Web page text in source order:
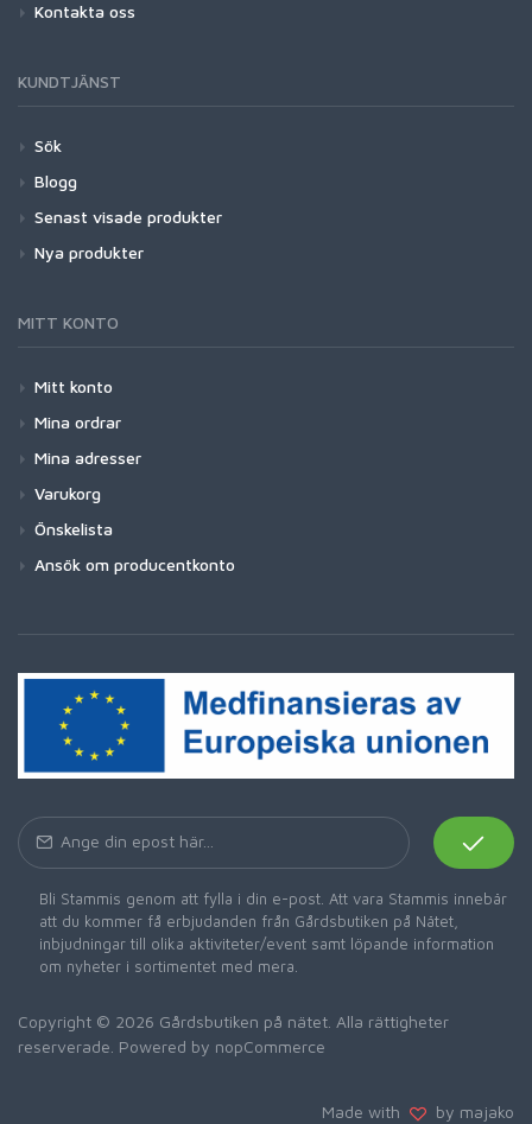
Kontakta oss
KUNDTJÄNST
Sök
Blogg
Senast visade produkter
Nya produkter
MITT KONTO
Mitt konto
Mina ordrar
Mina adresser
Varukorg
Önskelista
Ansök om producentkonto
Bli Stammis genom att fylla i din e-post. Att vara Stammis innebär
att du kommer få erbjudanden från Gårdsbutiken på Nätet,
inbjudningar till olika aktiviteter/event samt löpande information
om nyheter i sortimentet med mera.
Copyright © 2026 Gårdsbutiken på nätet. Alla rättigheter
reserverade. Powered by nopCommerce
Made with by majako